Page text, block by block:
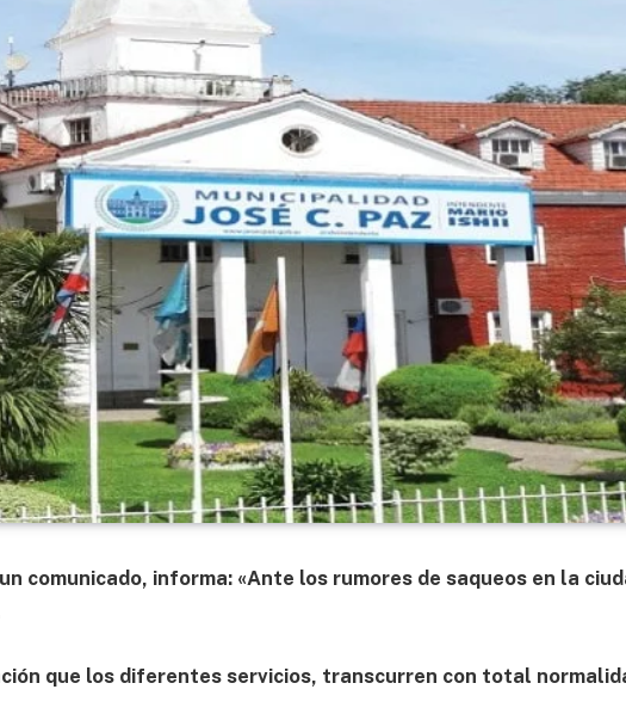
comunicado, informa: «Ante los rumores de saqueos en la
que los diferentes servicios, transcurren con total